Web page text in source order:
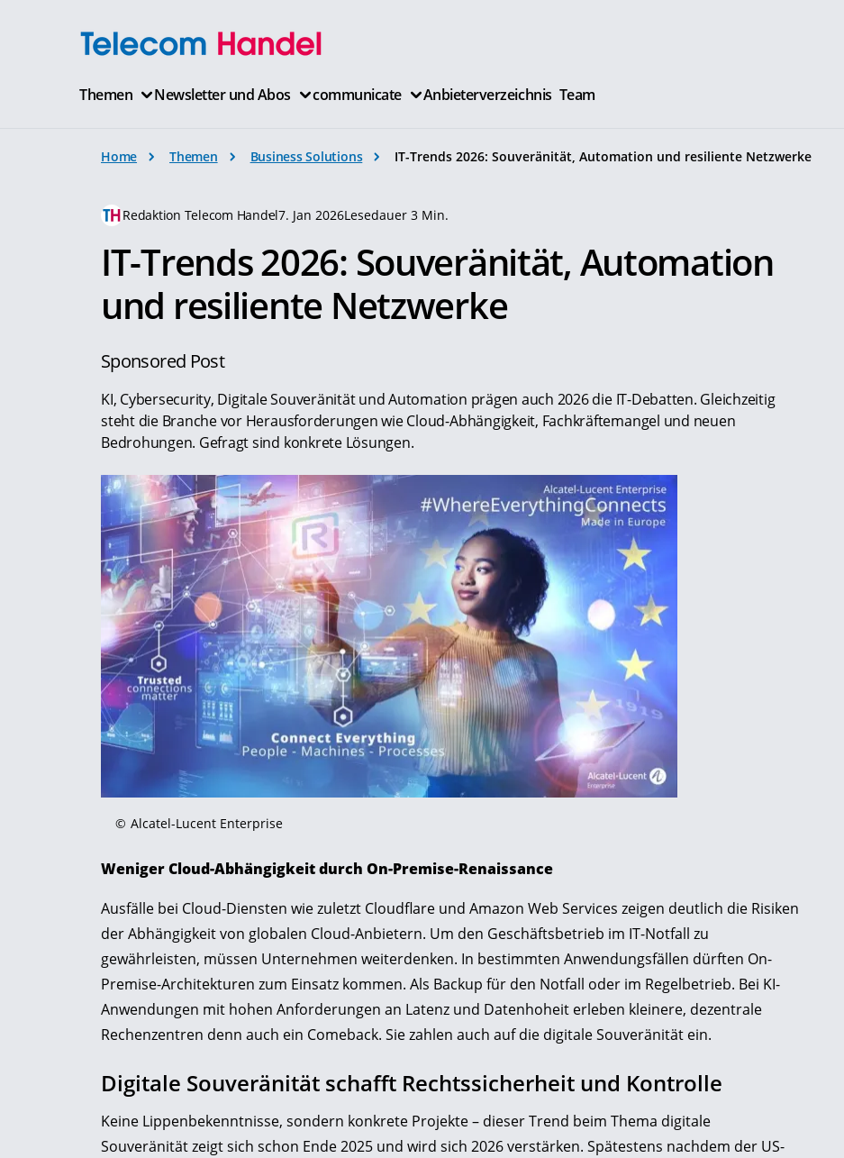
Themen Newsletter und Abos communicate Anbieterverzeichnis Team
Home Themen Business Solutions IT-Trends 2026: Souveränität, Automation und resiliente Netzwerke
Redaktion Telecom Handel7. Jan 2026Lesedauer 3 Min.
IT-Trends 2026: Souveränität, Automation
und resiliente Netzwerke
Sponsored Post
KI, Cybersecurity, Digitale Souveränität und Automation prägen auch 2026 die IT-Debatten. Gleichzeitig
steht die Branche vor Herausforderungen wie Cloud-Abhängigkeit, Fachkräftemangel und neuen
Bedrohungen. Gefragt sind konkrete Lösungen.
© Alcatel-Lucent Enterprise
Weniger Cloud-Abhängigkeit durch On-Premise-Renaissance
Ausfälle bei Cloud-Diensten wie zuletzt Cloudflare und Amazon Web Services zeigen deutlich die Risiken
der Abhängigkeit von globalen Cloud-Anbietern. Um den Geschäftsbetrieb im IT-Notfall zu
gewährleisten, müssen Unternehmen weiterdenken. In bestimmten Anwendungsfällen dürften On-
Premise-Architekturen zum Einsatz kommen. Als Backup für den Notfall oder im Regelbetrieb. Bei KI-
Anwendungen mit hohen Anforderungen an Latenz und Datenhoheit erleben kleinere, dezentrale
Rechenzentren denn auch ein Comeback. Sie zahlen auch auf die digitale Souveränität ein.
Digitale Souveränität schafft Rechtssicherheit und Kontrolle
Keine Lippenbekenntnisse, sondern konkrete Projekte – dieser Trend beim Thema digitale
Souveränität zeigt sich schon Ende 2025 und wird sich 2026 verstärken. Spätestens nachdem der US-